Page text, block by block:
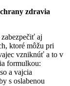
zdravia
aj
ktoré môžu pri
vzniknúť a to v
formulkou:
a vajcia
s oslabenou